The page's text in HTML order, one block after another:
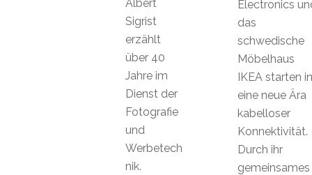
Electronics
das
schwedische
Möbelhaus
IKEA starten in
eine neue Ära
kabelloser
Konnektivität.
Durch ihr
gemeinsames
Albert
Sigrist
erzählt
über 40
Jahre im
Dienst der
Fotografie
und
Werbetech
nik.